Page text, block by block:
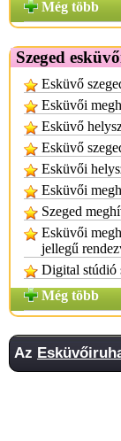
Még több
Szeged
Esküvő
Esküvői
Esküvő
Esküvő
Esküvői
Esküvői
Szeged
Esküvői
jellegű
Digital stúdió
Még több
Az